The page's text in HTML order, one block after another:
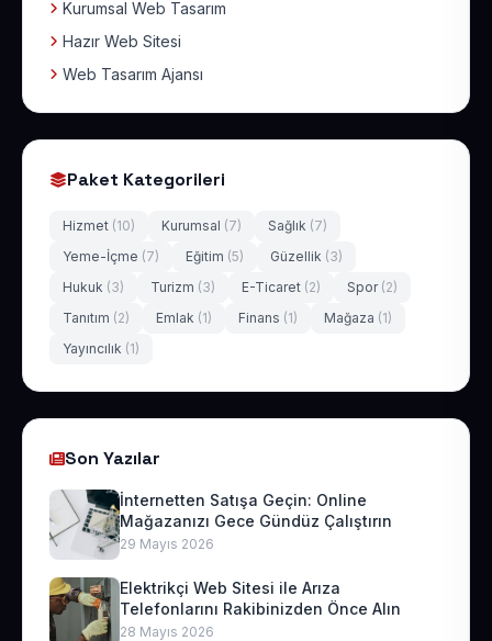
Kurumsal Web Tasarım
Hazır Web Sitesi
Web Tasarım Ajansı
Paket Kategorileri
Hizmet (10) Kurumsal (7) Sağlık (7)
Yeme-İçme (7) Eğitim (5) Güzellik (3)
Hukuk (3) Turizm (3) E-Ticaret (2) Spor (2)
Tanıtım (2) Emlak (1) Finans (1) Mağaza (1)
Yayıncılık (1)
Son Yazılar
İnternetten Satışa Geçin: Online
Mağazanızı Gece Gündüz Çalıştırın
29 Mayıs 2026
Elektrikçi Web Sitesi ile Arıza
Telefonlarını Rakibinizden Önce Alın
28 Mayıs 2026